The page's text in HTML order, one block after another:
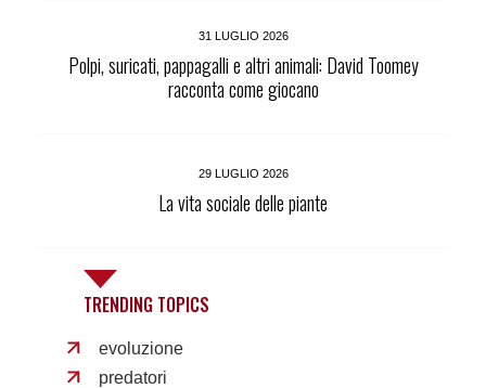
31 LUGLIO 2026
Polpi, suricati, pappagalli e altri animali: David Toomey
racconta come giocano
29 LUGLIO 2026
La vita sociale delle piante
TRENDING TOPICS
evoluzione
predatori